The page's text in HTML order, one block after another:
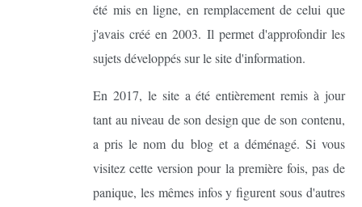
été mis en ligne, en remplacement de celui que
j'avais créé en 2003. Il permet d'approfondir les
sujets développés sur le site d'information.
En 2017, le site a été entièrement remis à jour
tant au niveau de son design que de son contenu,
a pris le nom du blog et a déménagé. Si vous
visitez cette version pour la première fois, pas de
panique, les mêmes infos y figurent sous d'autres